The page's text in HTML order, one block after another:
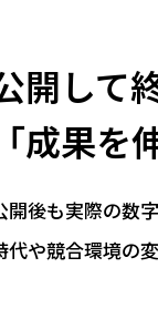
開して
「成果
開後も実際の数
代や競合環境の